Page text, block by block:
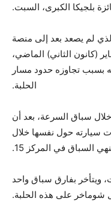
بلجيكا الكبرى، السبت.
لم يصعد بعد إلى منصة
(كانون الثاني) الماضي،
لفاته بسبب تجاوزه حدود مسار
الحلبة.
سباق السرعة، بعد أن
استدارت سيارته حول نفسها خلال
السباق في المركز 15.
ويتأخر بفارق سباق واحد
شوماخر على هذه الحلبة.